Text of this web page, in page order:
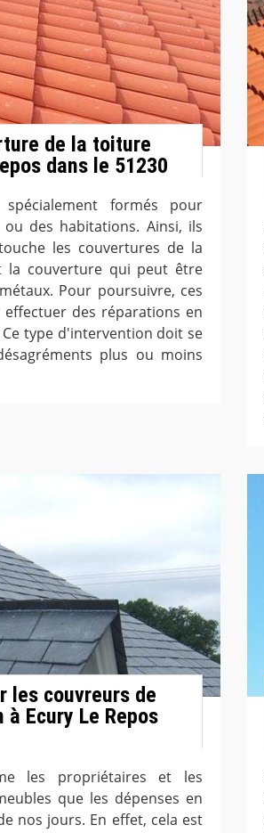
de la toiture
dans le 51230
formés pour
des habitations. Ainsi, ils
les couvertures de la
la couverture qui peut être
Pour poursuivre, ces
des réparations en
type d'intervention doit se
plus ou moins
les couvreurs de
à Ecury Le Repos
les propriétaires et les
que les dépenses en
nos jours. En effet, cela est